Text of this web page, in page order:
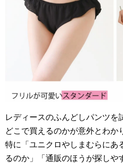
レディースのふんどしパンツを
どこで買えるのかが意外とわか
特に「ユニクロやしまむらにあ
るのか」「通販のほうが探しや